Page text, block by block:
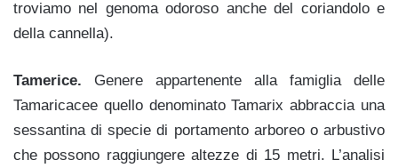
troviamo nel genoma odoroso anche del coriandolo e
della cannella).
Tamerice. Genere appartenente alla famiglia delle
Tamaricacee quello denominato Tamarix abbraccia una
sessantina di specie di portamento arboreo o arbustivo
che possono raggiungere altezze di 15 metri. L’analisi